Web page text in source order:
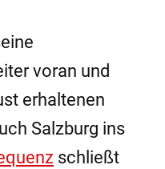
voran und
erhaltenen
Salzburg ins
schließt